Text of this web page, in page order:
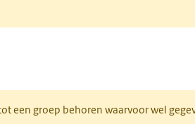
een groep behoren waarvoor wel